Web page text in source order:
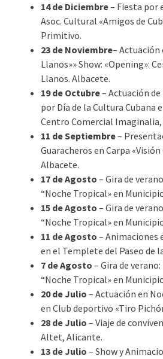
14 de Diciembre– Fiesta por
Asoc. Cultural «Amigos de
Primitivo.
23 de Noviembre– Actuación
Llanos»» Show: «Opening»:
Llanos. Albacete.
19 de Octubre– Actuación
por Día de la Cultura Cubana
Centro Comercial Imaginalia,
11 de Septiembre–
Guaracheros en Carpa «Visión
Albacete.
17 de Agosto – Gira de
“Noche Tropical» en
15 de Agosto – Gira de
“Noche Tropical» en
11 de Agosto – Animaciones
en el Templete del Paseo de
7 de Agosto – Gira de
“Noche Tropical» en
20 de Julio – Actuación en
en Club deportivo «Tiro
28 de Julio – Viaje de
Altet, Alicante.
13 de Julio – Show y